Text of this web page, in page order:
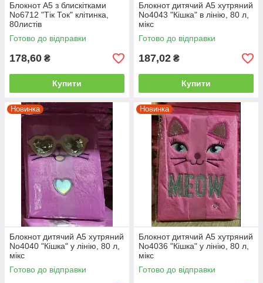
Блокнот А5 з блискітками
No6712 "Тік Ток" клітинка,
80листів
Готово до відправки
178,60 ₴
Купити
Блокнот дитячий А5 хутряний
No4043 "Кішка" в лінію, 80 л,
мікс
Готово до відправки
187,02 ₴
Купити
Новинка
Блокнот дитячий А5 хутряний
No4040 "Кішка" у лінію, 80 л,
мікс
Готово до відправки
Новинка
Блокнот дитячий А5 хутряний
No4036 "Кішка" у лінію, 80 л,
мікс
Готово до відправки